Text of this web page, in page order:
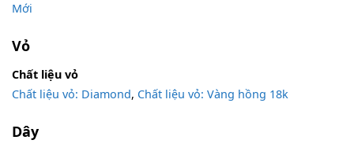
Mới
Vỏ
Chất liệu vỏ
Chất liệu vỏ: Diamond, Chất liệu vỏ: Vàng hồng 18k
Dây